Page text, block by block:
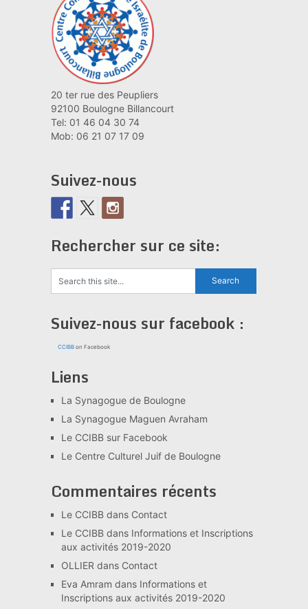
20 ter rue des Peupliers
92100 Boulogne Billancourt
Tel: 01 46 04 30 74
Mob: 06 21 07 17 09
Suivez-nous
Rechercher sur ce site:
Suivez-nous sur facebook :
CCIBBon Facebook
Liens
La Synagogue de Boulogne
La Synagogue Maguen Avraham
Le CCIBB sur Facebook
Le Centre Culturel Juif de Boulogne
Commentaires récents
Le CCIBBdans Contact
Le CCIBBdans Informations et Inscriptions
aux activités 2019-2020
OLLIER dans Contact
Eva Amram dans Informations et
Inscriptions aux activités 2019-2020